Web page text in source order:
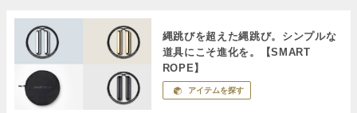
縄跳びを超えた縄跳び。シンプルな
道具にこそ進化を。【SMART
ROPE】
アイテムを探す